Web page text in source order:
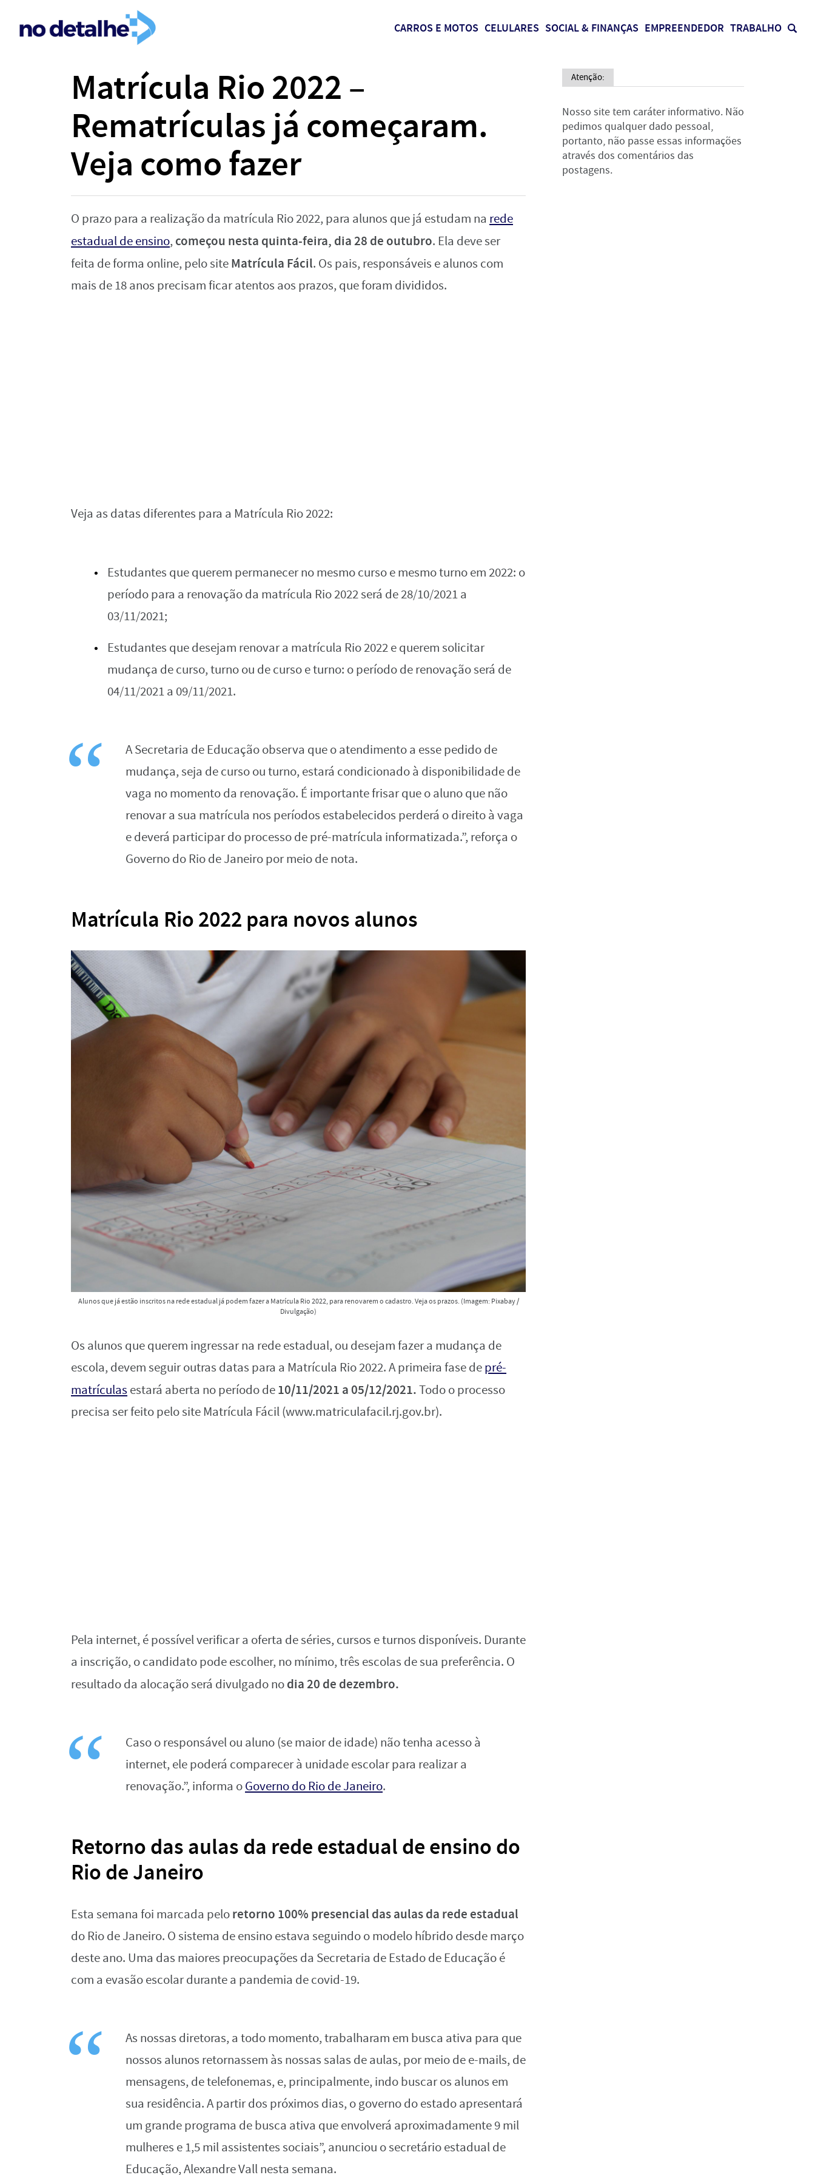
CARROS E MOTOS CELULARES SOCIAL & FINANÇAS EMPREENDEDOR TRABALHO
Matrícula Rio 2022 –
Rematrículas já começaram.
Veja como fazer
O prazo para a realização da matrícula Rio 2022, para alunos que já estudam na rede
estadual de ensino, começou nesta quinta-feira, dia 28 de outubro. Ela deve ser
feita de forma online, pelo siteMatrícula Fácil. Os pais, responsáveis e alunos com
mais de 18 anos precisam ficar atentos aos prazos, que foram divididos.
Veja as datas diferentes para a Matrícula Rio 2022:
Estudantes que querem permanecer no mesmo curso e mesmo turno em 2022: o
período para a renovação da matrícula Rio 2022 será de 28/10/2021 a
03/11/2021;
Estudantes que desejam renovar a matrícula Rio 2022 e querem solicitar
mudança de curso, turno ou de curso e turno: o período de renovação será de
04/11/2021 a 09/11/2021.
A Secretaria de Educação observa que o atendimento a esse pedido de
mudança, seja de curso ou turno, estará condicionado à disponibilidade de
vaga no momento da renovação. É importante frisar que o aluno que não
renovar a sua matrícula nos períodos estabelecidos perderá o direito à vaga
e deverá participar do processo de pré-matrícula informatizada.”, reforça o
Governo do Rio de Janeiro por meio de nota.
Matrícula Rio 2022 para novos alunos
Alunos que já estão inscritos na rede estadual já podem fazer a Matrícula Rio 2022, para renovarem o cadastro. Veja os prazos. (Imagem: Pixabay /
Divulgação)
Os alunos que querem ingressar na rede estadual, ou desejam fazer a mudança de
escola, devem seguir outras datas para a Matrícula Rio 2022. A primeira fase depré-
matrículas estará aberta no período de10/11/2021 a 05/12/2021.Todo o processo
precisa ser feito pelo site Matrícula Fácil (www.matriculafacil.rj.gov.br).
Pela internet, é possível verificar a oferta de séries, cursos e turnos disponíveis. Durante
a inscrição, o candidato pode escolher, no mínimo, três escolas de sua preferência. O
resultado da alocação será divulgado nodia 20 de dezembro.
Caso o responsável ou aluno (se maior de idade) não tenha acesso à
internet, ele poderá comparecer à unidade escolar para realizar a
renovação.”, informa oGoverno do Rio de Janeiro.
Retorno das aulas da rede estadual de ensino do
Rio de Janeiro
Esta semana foi marcada peloretorno 100% presencial das aulas da rede estadual
do Rio de Janeiro. O sistema de ensino estava seguindo o modelo híbrido desde março
deste ano. Uma das maiores preocupações da Secretaria de Estado de Educação é
com a evasão escolar durante a pandemia de covid-19.
As nossas diretoras, a todo momento, trabalharam em busca ativa para que
nossos alunos retornassem às nossas salas de aulas, por meio de e-mails, de
mensagens, de telefonemas, e, principalmente, indo buscar os alunos em
sua residência. A partir dos próximos dias, o governo do estado apresentará
um grande programa de busca ativa que envolverá aproximadamente 9 mil
mulheres e 1,5 mil assistentes sociais”, anunciou o secretário estadual de
Educação, Alexandre Vall nesta semana.
Atenção:
Nosso site tem caráter informativo. Não
pedimos qualquer dado pessoal,
portanto, não passe essas informações
através dos comentários das
postagens.